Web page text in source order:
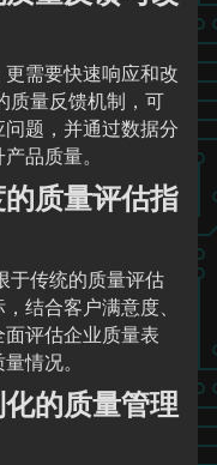
需要快速响应和改
质量反馈机制，可
题，并通过数据分
品质量。
质量评估指
于传统的质量评估
结合客户满意度、
评估企业质量表
情况。
的质量管理